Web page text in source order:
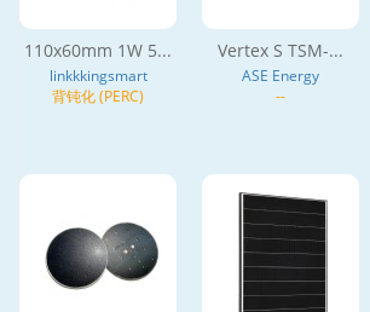
110x60mm 1W 5...
linkkkingsmart
背钝化 (PERC)
Vertex S TSM-...
ASE Energy
--